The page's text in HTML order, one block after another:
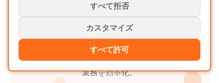
すぐアクセスでき、クレジットカード不要、待ち時
間なし。MAP・MINE・シミュレーションが連携
し、より速く賢い意思決定を体験できます。
全機能を使い、深いインサイトを発見し、初日から
業務を効率化。
すべて拒否
カスタマイズ
すべて許可